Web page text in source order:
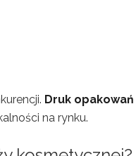
Druk opakowań
na rynku.